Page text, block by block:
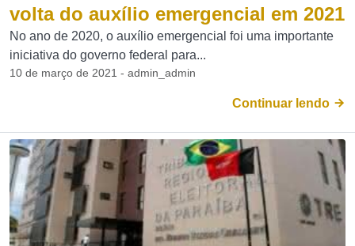
volta do auxílio emergencial em 2021
No ano de 2020, o auxílio emergencial foi uma importante
iniciativa do governo federal para...
10 de março de 2021 - admin_admin
Continuar lendo